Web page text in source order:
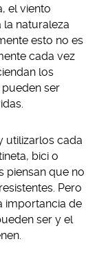
el viento
naturaleza
esto no es
cada vez
los
ser
utilizarlos cada
bici o
piensan que no
Pero
importancia de
ser y el